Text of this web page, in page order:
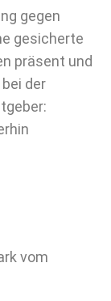
gegen
gesicherte
präsent und
der
vom